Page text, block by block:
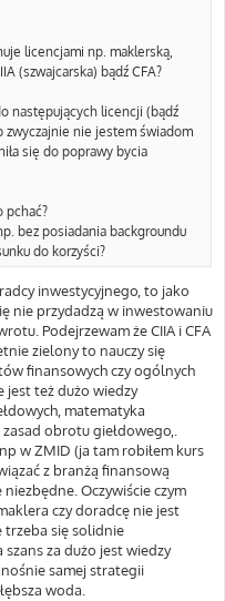
licencjami np. maklerską,
(szwajcarska) bądź CFA?
następujących licencji (bądź
zwyczajnie nie jestem świadom
się do poprawy bycia
pchać?
bez posiadania backgroundu
do korzyści?
inwestycyjnego, to jako
nie przydadzą w inwestowaniu
Podejrzewam że CIIA i CFA
zielony to nauczy się
finansowych czy ogólnych
jest też dużo wiedzy
matematyka
obrotu giełdowego,.
w ZMID (ja tam robiłem kurs
z branżą finansową
Oczywiście czym
czy doradcę nie jest
trzeba się solidnie
szans za dużo jest wiedzy
samej strategii
woda.